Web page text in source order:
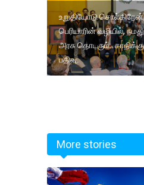
உறுதியோடு
பெரியாரின் வழியில்,
அரசு தொடரும்..
பதிவு.
More stories